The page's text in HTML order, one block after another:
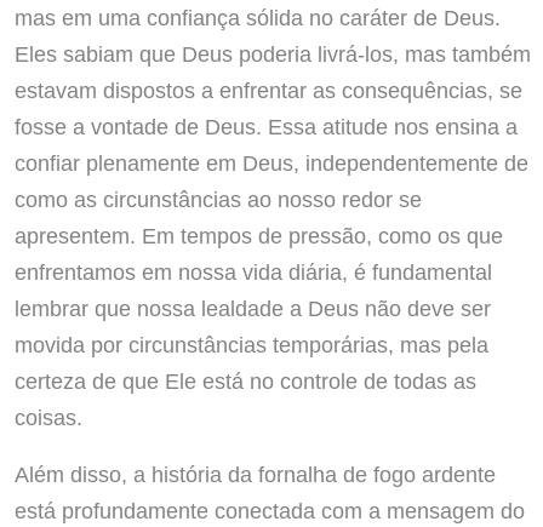
mas em uma confiança sólida no caráter de Deus.
Eles sabiam que Deus poderia livrá-los, mas também
estavam dispostos a enfrentar as consequências, se
fosse a vontade de Deus. Essa atitude nos ensina a
confiar plenamente em Deus, independentemente de
como as circunstâncias ao nosso redor se
apresentem. Em tempos de pressão, como os que
enfrentamos em nossa vida diária, é fundamental
lembrar que nossa lealdade a Deus não deve ser
movida por circunstâncias temporárias, mas pela
certeza de que Ele está no controle de todas as
coisas.
Além disso, a história da fornalha de fogo ardente
está profundamente conectada com a mensagem do